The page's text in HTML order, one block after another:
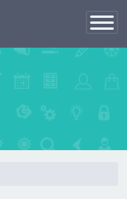
Toggle